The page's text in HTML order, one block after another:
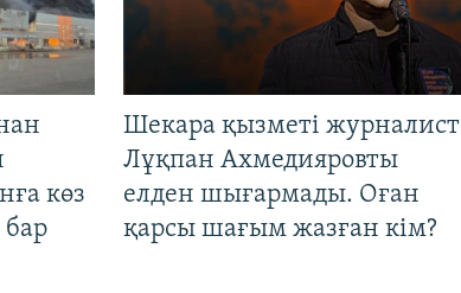
көз
бар
Шекара қызметі журналист
Лұқпан Ахмедияровты
елден шығармады. Оған
қарсы шағым жазған кім?